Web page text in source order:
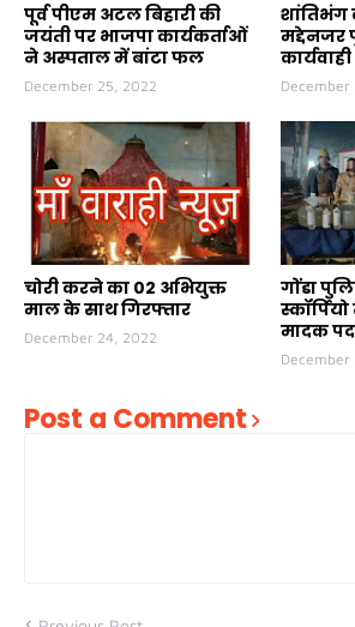
पूर्व पीएम अटल बिहारी की
जयंती पर भाजपा कार्यकर्ताओं
ने अस्पताल में बांटा फल
December 25, 2022
मद्देनजर
कार्यवाही
December
चोरी करने का 02 अभियुक्त
माल के साथ गिरफ्तार
December 24, 2022
गोंडा
मादक
December
Post a Comment